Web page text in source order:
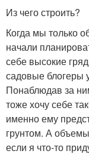
Из чего строить?
Когда мы только
начали
себе высокие
садовые блогеры
Понаблюдав за
тоже хочу себе
именно ему
грунтом. А
если я что-то